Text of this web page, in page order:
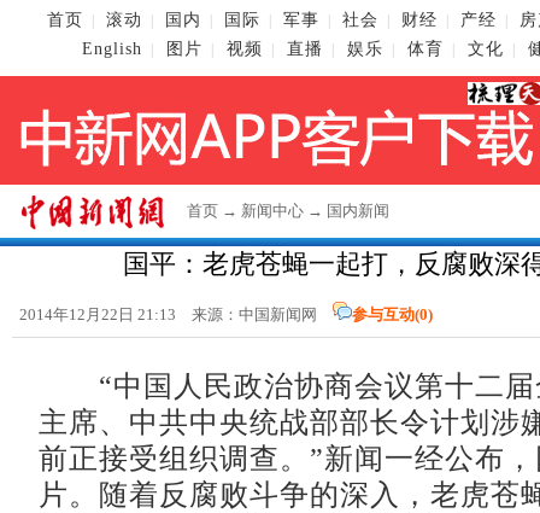
首页 滚动 国内 国际 军事 社会 财经 产经
English
图片 视频 直播 娱乐 体育 文化
首页 → 新闻中心 → 国内新闻
国平：老虎苍蝇一起打，反腐败深
2014年12月22日 21:13 来源： 中国新闻网 参与互动(0)
“中国人民政治协商会议第十二届
主席、中共中央统战部部长令计划涉
前正接受组织调查。”新闻一经公布
片。随着反腐败斗争的深入，老虎苍